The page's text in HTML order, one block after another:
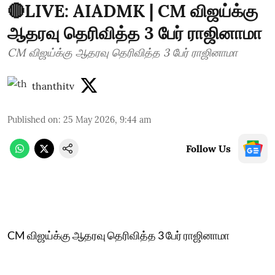
🔴LIVE: AIADMK | CM விஜய்க்கு
ஆதரவு தெரிவித்த 3 பேர் ராஜினாமா
CM விஜய்க்கு ஆதரவு தெரிவித்த 3 பேர் ராஜினாமா
thanthitv
Published on: 25 May 2026, 9:44 am
Follow Us
CM விஜய்க்கு ஆதரவு தெரிவித்த 3 பேர் ராஜினாமா